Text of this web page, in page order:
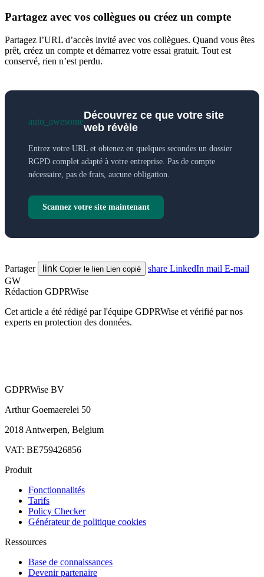
Partagez avec vos collègues ou créez un compte
Partagez l’URL d’accès invité avec vos collègues. Quand vous êtes
prêt, créez un compte et démarrez votre essai gratuit. Tout est
conservé, rien n’est perdu.
auto_awesome
Découvrez ce que votre site
web révèle
Entrez votre URL et obtenez en quelques secondes un dossier
RGPD complet adapté à votre entreprise. Pas de compte
nécessaire, pas de frais, aucune obligation.
Scannez votre site maintenant
Partager link Copier le lien Lien copié share LinkedIn mail E-mail
GW
Rédaction GDPRWise
Cet article a été rédigé par l'équipe GDPRWise et vérifié par nos
experts en protection des données.
GDPRWise BV
Arthur Goemaerelei 50
2018 Antwerpen, Belgium
VAT: BE759426856
Produit
Fonctionnalités
Tarifs
Policy Checker
Générateur de politique cookies
Ressources
Base de connaissances
Devenir partenaire